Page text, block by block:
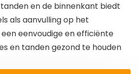
en de binnenkant biedt
als aanvulling op het
eenvoudige en efficiënte
en tanden gezond te houden